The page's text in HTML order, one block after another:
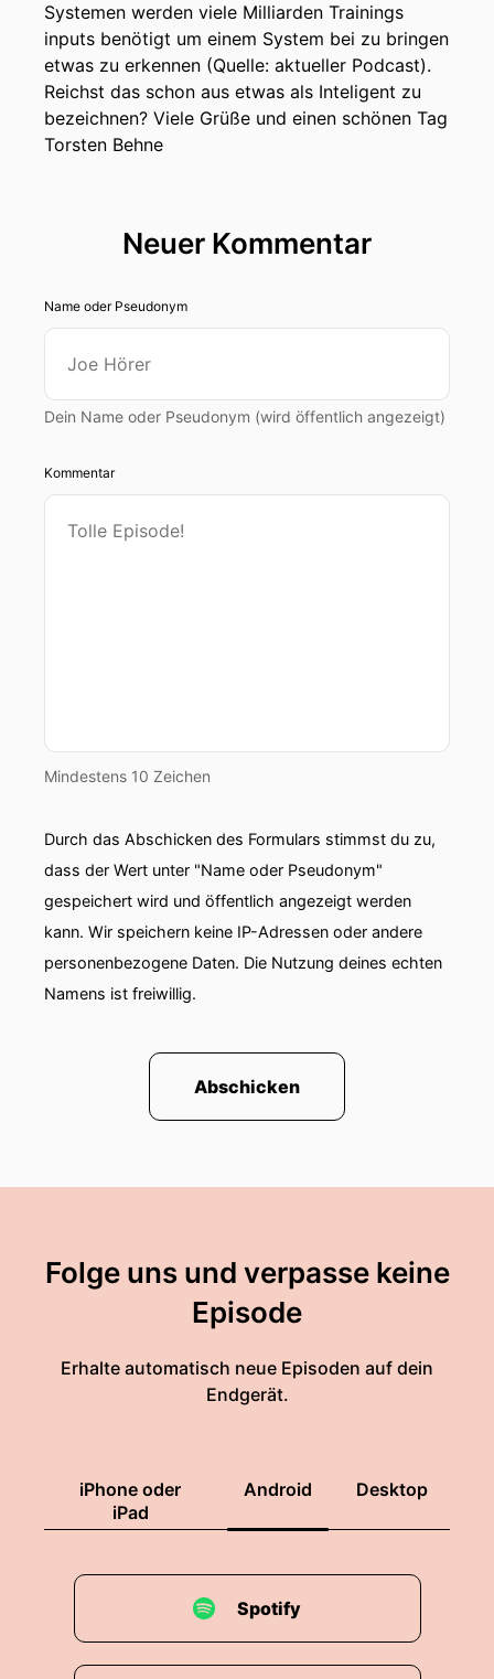
Systemen werden viele Milliarden Trainings
inputs benötigt um einem System bei zu bringen
etwas zu erkennen (Quelle: aktueller Podcast).
Reichst das schon aus etwas als Inteligent zu
bezeichnen? Viele Grüße und einen schönen Tag
Torsten Behne
Neuer Kommentar
Name oder Pseudonym
Dein Name oder Pseudonym (wird öffentlich angezeigt)
Kommentar
Mindestens 10 Zeichen
Durch das Abschicken des Formulars stimmst du zu,
dass der Wert unter "Name oder Pseudonym"
gespeichert wird und öffentlich angezeigt werden
kann. Wir speichern keine IP-Adressen oder andere
personenbezogene Daten. Die Nutzung deines echten
Namens ist freiwillig.
Abschicken
Folge uns und verpasse keine
Episode
Erhalte automatisch neue Episoden auf dein
Endgerät.
iPhone oder
iPad
Android Desktop
Spotify